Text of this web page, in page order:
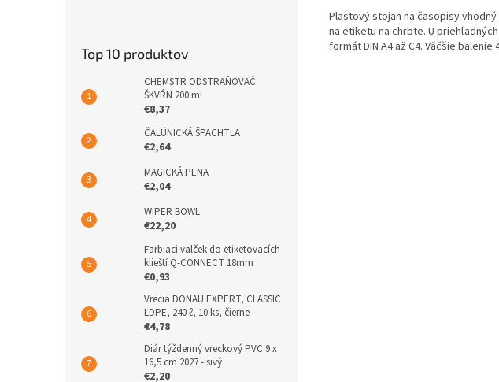
Top 10 produktov
CHEMSTR ODSTRAŇOVAČ
ŠKVŔN 200 ml
€8,37
ČALÚNICKÁ ŠPACHTLA
€2,64
MAGICKÁ PENA
€2,04
WIPER BOWL
€22,20
Farbiaci valček do etiketovacích
klieští Q-CONNECT 18mm
€0,93
Vrecia DONAU EXPERT, CLASSIC
LDPE, 240 ℓ, 10 ks, čierne
€4,78
Diár týždenný vreckový PVC 9 x
16,5 cm 2027 - sivý
€2,20
Plastový stojan na časopisy
na etiketu na chrbte. U
formát DIN A4 až C4. Väčšie